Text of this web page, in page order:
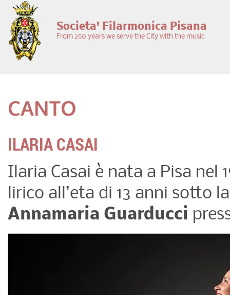
Skip to main content
Societa' Filarmonica Pisana
From 250 years we serve the City with the music
CANTO
ILARIA CASAI
Ilaria Casai è nata a Pisa nel
lirico all’eta di 13 anni sotto
Annamaria Guarducci